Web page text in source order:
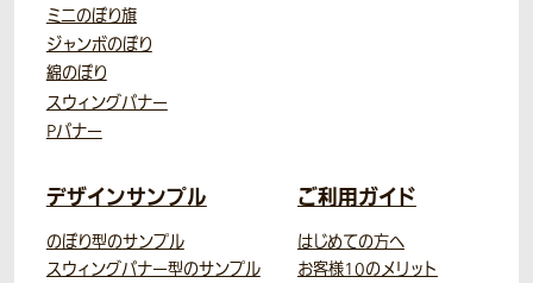
ミニのぼり旗
ジャンボのぼり
綿のぼり
スウィングバナー
Pバナー
デザインサンプル
のぼり型のサンプル
スウィングバナー型のサンプル
ご利用ガイド
はじめての方へ
お客様10のメリット